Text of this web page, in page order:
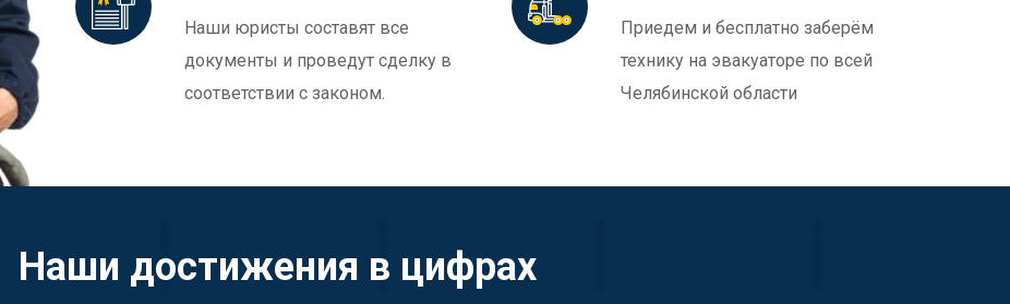
Наши юристы составят все
документы и проведут сделку в
соответствии с законом.
Приедем и бесплатно заберём
технику на эвакуаторе по всей
Челябинской области
Наши достижения в цифрах